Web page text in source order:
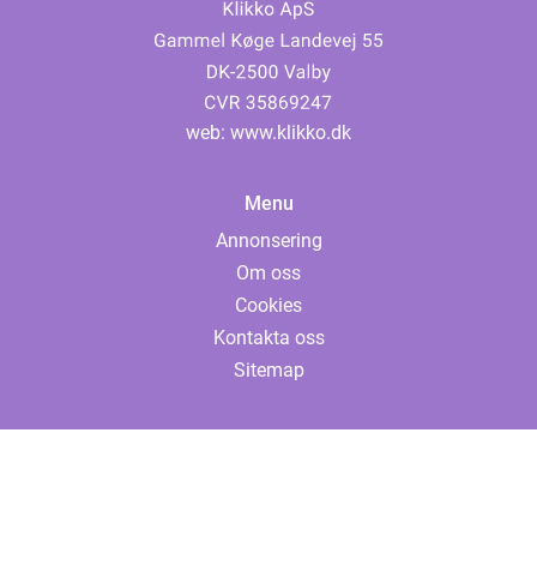
web: www.klikko.dk
Menu
Annonsering
Om oss
Cookies
Kontakta oss
Sitemap